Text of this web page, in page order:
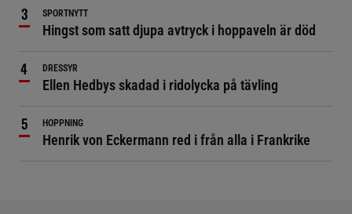
SPORTNYTT
Hingst som satt djupa avtryck i hoppaveln är död
DRESSYR
Ellen Hedbys skadad i ridolycka på tävling
HOPPNING
Henrik von Eckermann red i från alla i Frankrike